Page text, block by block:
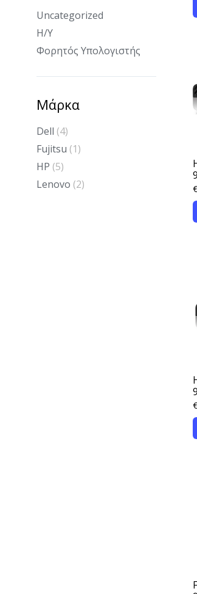
Uncategorized
Η/Υ
Φορητός Υπολογιστής
Μάρκα
Dell (4)
Fujitsu (1)
HP (5)
Lenovo (2) €
€